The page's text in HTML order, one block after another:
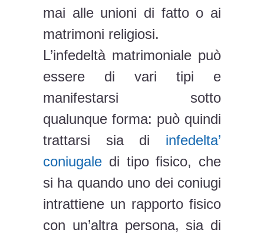
mai alle unioni di fatto o ai
matrimoni religiosi.
L’infedeltà matrimoniale può
essere di vari tipi e
manifestarsi sotto
qualunque forma: può quindi
trattarsi sia di infedelta’
coniugale di tipo fisico, che
si ha quando uno dei coniugi
intrattiene un rapporto fisico
con un’altra persona, sia di